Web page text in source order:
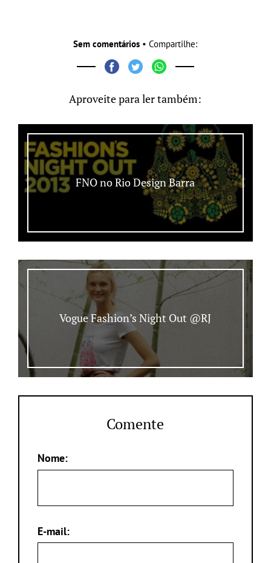
Sem comentários • Compartilhe:
Aproveite para ler também:
FNO no Rio Design Barra
Vogue Fashion’s Night Out @RJ
Comente
Nome:
E-mail: